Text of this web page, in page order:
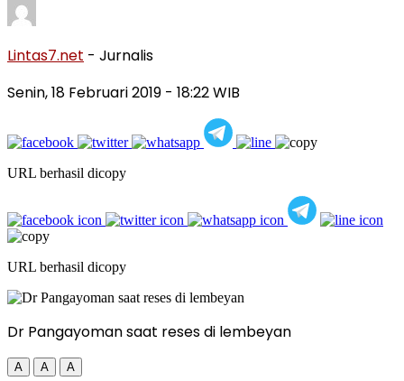
Lintas7.net - Jurnalis
Senin, 18 Februari 2019 - 18:22 WIB
URL berhasil dicopy
URL berhasil dicopy
Dr Pangayoman saat reses di lembeyan
A A A